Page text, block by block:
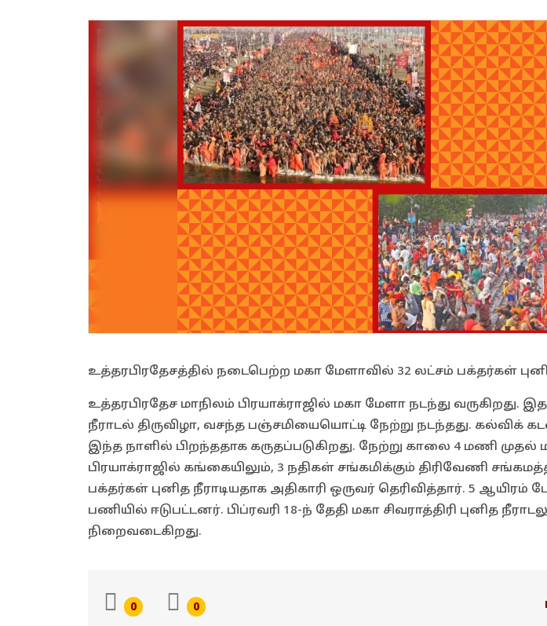
உத்தரபிரதேசத்தில் நடைபெற்ற மகா மேளாவில் 32 லட்சம் பக்தர்கள்
உத்தரபிரதேச மாநிலம் பிரயாக்ராஜில் மகா மேளா நடந்து வருகிறது.
நீராடல் திருவிழா, வசந்த பஞ்சமியையொட்டி நேற்று நடந்தது. கல்விக்
இந்த நாளில் பிறந்ததாக கருதப்படுகிறது. நேற்று காலை 4 மணி
பிரயாக்ராஜில் கங்கையிலும், 3 நதிகள் சங்கமிக்கும் திரிவேணி
பக்தர்கள் புனித நீராடியதாக அதிகாரி ஒருவர் தெரிவித்தார். 5 ஆயிரம்
பணியில் ஈடுபட்டனர். பிப்ரவரி 18-ந் தேதி மகா சிவராத்திரி புனித
நிறைவடைகிறது.
0 0